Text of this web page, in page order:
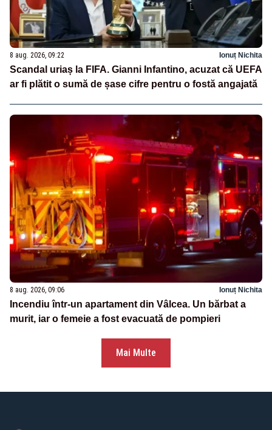
8 aug. 2026, 09:22 Ionuț Nichita
Scandal uriaș la FIFA. Gianni Infantino, acuzat că UEFA
ar fi plătit o sumă de șase cifre pentru o fostă angajată
8 aug. 2026, 09:06 Ionuț Nichita
Incendiu într-un apartament din Vâlcea. Un bărbat a
murit, iar o femeie a fost evacuată de pompieri
Mai Multe